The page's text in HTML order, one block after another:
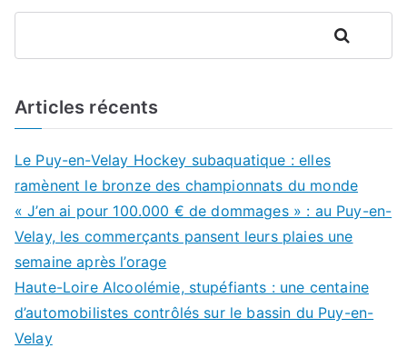
Rechercher
Articles récents
Le Puy-en-Velay Hockey subaquatique : elles
ramènent le bronze des championnats du monde
« J’en ai pour 100.000 € de dommages » : au Puy-en-
Velay, les commerçants pansent leurs plaies une
semaine après l’orage
Haute-Loire Alcoolémie, stupéfiants : une centaine
d’automobilistes contrôlés sur le bassin du Puy-en-
Velay